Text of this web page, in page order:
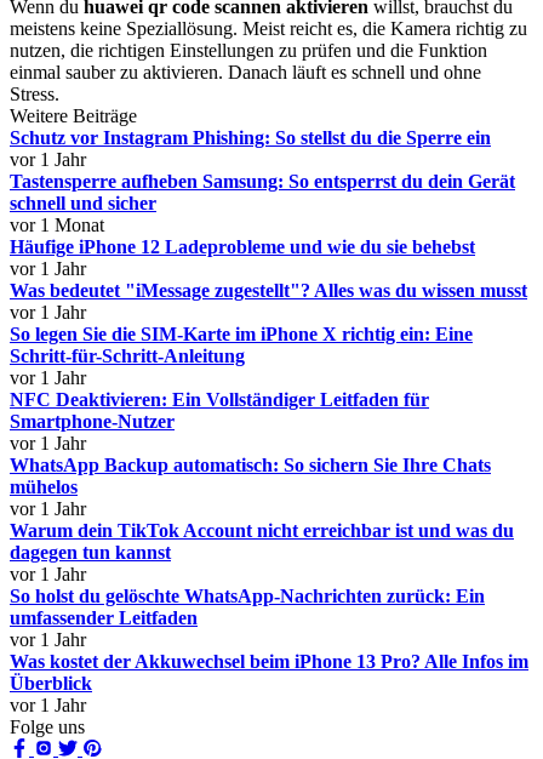
Wenn du huawei qr code scannen aktivieren willst, brauchst du
meistens keine Speziallösung. Meist reicht es, die Kamera richtig zu
nutzen, die richtigen Einstellungen zu prüfen und die Funktion
einmal sauber zu aktivieren. Danach läuft es schnell und ohne
Stress.
Weitere Beiträge
Schutz vor Instagram Phishing: So stellst du die Sperre ein
vor 1 Jahr
Tastensperre aufheben Samsung: So entsperrst du dein Gerät
schnell und sicher
vor 1 Monat
Häufige iPhone 12 Ladeprobleme und wie du sie behebst
vor 1 Jahr
Was bedeutet "iMessage zugestellt"? Alles was du wissen musst
vor 1 Jahr
So legen Sie die SIM-Karte im iPhone X richtig ein: Eine
Schritt-für-Schritt-Anleitung
vor 1 Jahr
NFC Deaktivieren: Ein Vollständiger Leitfaden für
Smartphone-Nutzer
vor 1 Jahr
WhatsApp Backup automatisch: So sichern Sie Ihre Chats
mühelos
vor 1 Jahr
Warum dein TikTok Account nicht erreichbar ist und was du
dagegen tun kannst
vor 1 Jahr
So holst du gelöschte WhatsApp-Nachrichten zurück: Ein
umfassender Leitfaden
vor 1 Jahr
Was kostet der Akkuwechsel beim iPhone 13 Pro? Alle Infos im
Überblick
vor 1 Jahr
Folge uns